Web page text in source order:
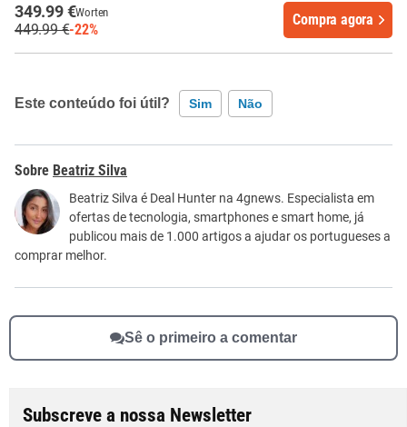
349.99 €Worten
449.99 €-22%
Compra agora
Este conteúdo foi útil? Sim Não
Este conteúdo contém informação incorreta
Este conteúdo não tem a informação que procuro
Outro
Beatriz Silva
Beatriz Silva é Deal Hunter na 4gnews. Especialista em
ofertas de tecnologia, smartphones e smart home, já
publicou mais de 1.000 artigos a ajudar os portugueses a
comprar melhor.
Sê o primeiro a comentar
Subscreve a nossa Newsletter